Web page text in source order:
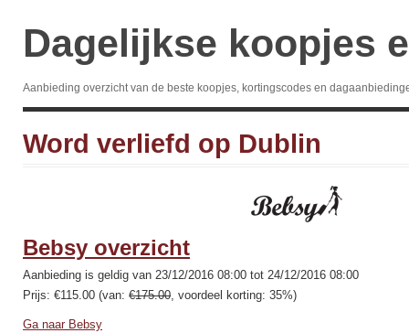
Dagelijkse koopjes
Aanbieding overzicht van de beste koopjes, kortingscodes en
Word verliefd op Dublin
Bebsy overzicht
Aanbieding is geldig van 23/12/2016 08:00 tot 24/12/2016 08:00
Prijs: €115.00 (van: €175.00, voordeel korting: 35%)
Ga naar Bebsy